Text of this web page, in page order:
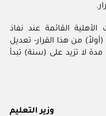
الأهلية القائمة عند نفاذ
(أولاً) من هذا القرار- تعديل
لا تزيد على (سنة) تبدأ
وزير التعليم